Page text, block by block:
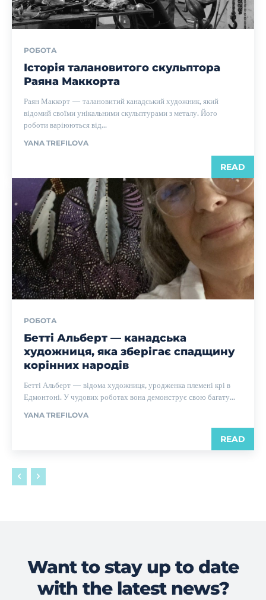
РОБОТА
Історія талановитого скульптора
Раяна Маккорта
Раян Маккорт — талановитий канадський художник, який
відомий своїми унікальними скульптурами з металу. Його
роботи варіюються від...
YANA TREFILOVA
READ
РОБОТА
Бетті Альберт — канадська
художниця, яка зберігає спадщину
корінних народів
Бетті Альберт — відома художниця, уродженка племені крі в
Едмонтоні. У чудових роботах вона демонструє свою багату...
YANA TREFILOVA
READ
Want to stay up to date
with the latest news?